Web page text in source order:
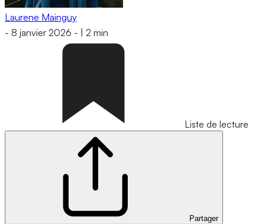
Laurene Mainguy
- 8 janvier 2026 - 2 min
Liste de lecture
Partager